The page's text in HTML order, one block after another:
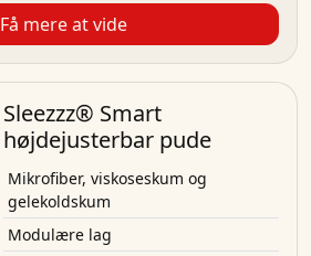
Få mere at vide
Sleezzz® Smart
højdejusterbar pude
Mikrofiber, viskoseskum og
gelekoldskum
Modulære lag